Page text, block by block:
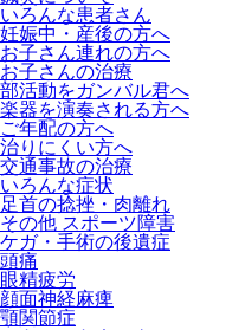
いろんな患者さん
妊娠中・産後の方へ
お子さん連れの方へ
お子さんの治療
部活動をガンバル君へ
楽器を演奏される方へ
ご年配の方へ
治りにくい方へ
交通事故の治療
いろんな症状
足首の捻挫・肉離れ
その他 スポーツ障害
ケガ・手術の後遺症
頭痛
眼精疲労
顔面神経麻痺
顎関節症